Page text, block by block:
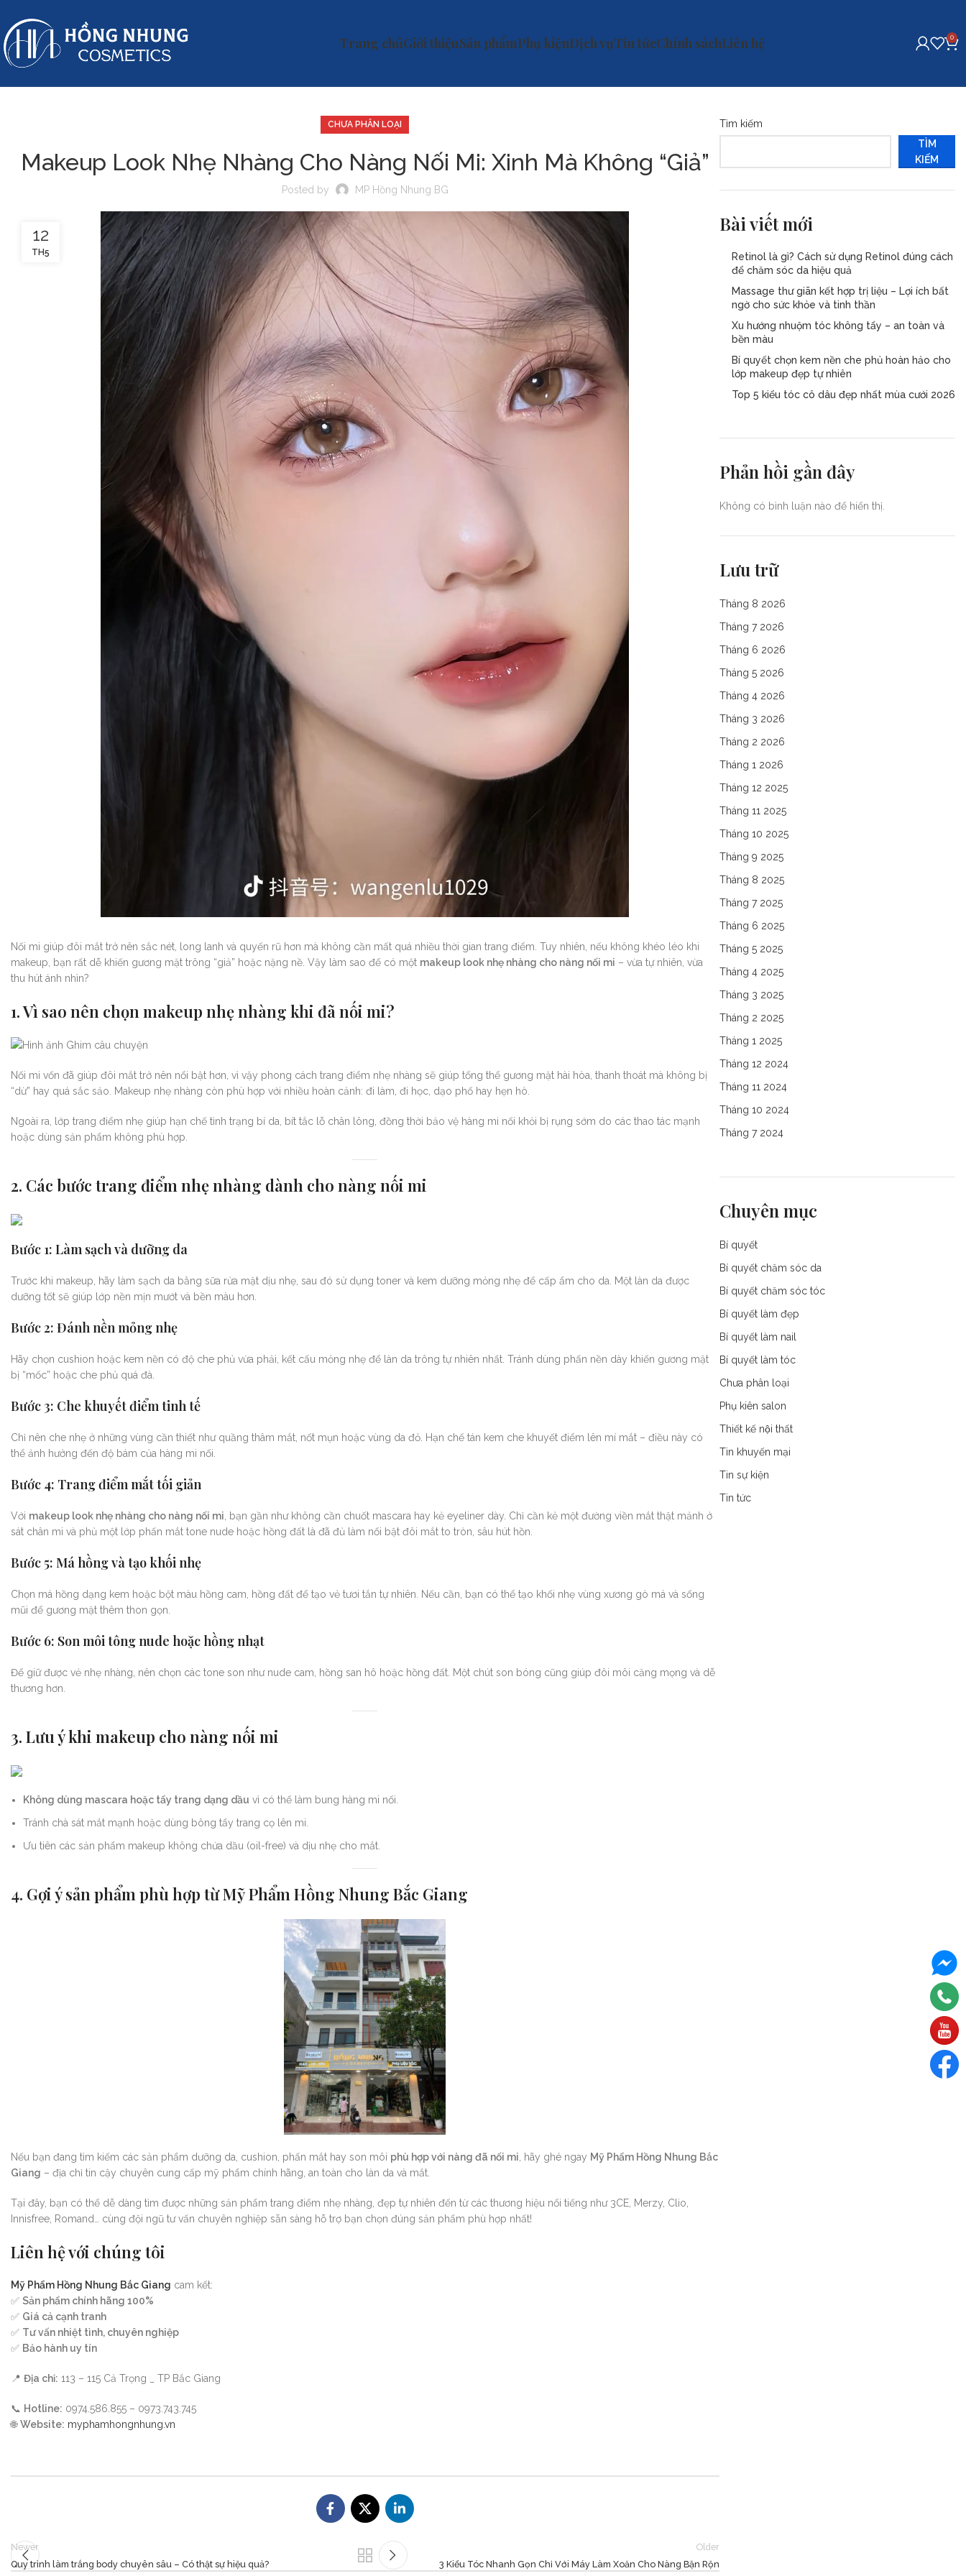
Trang chủGiới thiệuSản phẩmPhụ kiệnDịch vụTin tứcChính sáchLiên hệ 0
CHƯA PHÂN LOẠI
Makeup Look Nhẹ Nhàng Cho Nàng Nối Mi: Xinh Mà Không “Giả”
Posted by MP Hồng Nhung BG
12
TH5
Nối mi giúp đôi mắt trở nên sắc nét, long lanh và quyến rũ hơn mà không cần mất quá nhiều thời gian trang điểm. Tuy nhiên, nếu không khéo léo khi
makeup, bạn rất dễ khiến gương mặt trông “giả” hoặc nặng nề. Vậy làm sao để có một makeup look nhẹ nhàng cho nàng nối mi – vừa tự nhiên, vừa
thu hút ánh nhìn?
1. Vì sao nên chọn makeup nhẹ nhàng khi đã nối mi?
Nối mi vốn đã giúp đôi mắt trở nên nổi bật hơn, vì vậy phong cách trang điểm nhẹ nhàng sẽ giúp tổng thể gương mặt hài hòa, thanh thoát mà không bị
“dừ” hay quá sắc sảo. Makeup nhẹ nhàng còn phù hợp với nhiều hoàn cảnh: đi làm, đi học, dạo phố hay hẹn hò.
Ngoài ra, lớp trang điểm nhẹ giúp hạn chế tình trạng bí da, bít tắc lỗ chân lông, đồng thời bảo vệ hàng mi nối khỏi bị rụng sớm do các thao tác mạnh
hoặc dùng sản phẩm không phù hợp.
2. Các bước trang điểm nhẹ nhàng dành cho nàng nối mi
Bước 1: Làm sạch và dưỡng da
Trước khi makeup, hãy làm sạch da bằng sữa rửa mặt dịu nhẹ, sau đó sử dụng toner và kem dưỡng mỏng nhẹ để cấp ẩm cho da. Một làn da được
dưỡng tốt sẽ giúp lớp nền mịn mướt và bền màu hơn.
Bước 2: Đánh nền mỏng nhẹ
Hãy chọn cushion hoặc kem nền có độ che phủ vừa phải, kết cấu mỏng nhẹ để làn da trông tự nhiên nhất. Tránh dùng phấn nền dày khiến gương mặt
bị “mốc” hoặc che phủ quá đà.
Bước 3: Che khuyết điểm tinh tế
Chỉ nên che nhẹ ở những vùng cần thiết như quầng thâm mắt, nốt mụn hoặc vùng da đỏ. Hạn chế tán kem che khuyết điểm lên mí mắt – điều này có
thể ảnh hưởng đến độ bám của hàng mi nối.
Bước 4: Trang điểm mắt tối giản
Với makeup look nhẹ nhàng cho nàng nối mi, bạn gần như không cần chuốt mascara hay kẻ eyeliner dày. Chỉ cần kẻ một đường viền mắt thật mảnh ở
sát chân mi và phủ một lớp phấn mắt tone nude hoặc hồng đất là đã đủ làm nổi bật đôi mắt to tròn, sâu hút hồn.
Bước 5: Má hồng và tạo khối nhẹ
Chọn má hồng dạng kem hoặc bột màu hồng cam, hồng đất để tạo vẻ tươi tắn tự nhiên. Nếu cần, bạn có thể tạo khối nhẹ vùng xương gò má và sống
mũi để gương mặt thêm thon gọn.
Bước 6: Son môi tông nude hoặc hồng nhạt
Để giữ được vẻ nhẹ nhàng, nên chọn các tone son như nude cam, hồng san hô hoặc hồng đất. Một chút son bóng cũng giúp đôi môi căng mọng và dễ
thương hơn.
3. Lưu ý khi makeup cho nàng nối mi
Không dùng mascara hoặc tẩy trang dạng dầu vì có thể làm bung hàng mi nối.
Tránh chà sát mắt mạnh hoặc dùng bông tẩy trang cọ lên mi.
Ưu tiên các sản phẩm makeup không chứa dầu (oil-free) và dịu nhẹ cho mắt.
4. Gợi ý sản phẩm phù hợp từ Mỹ Phẩm Hồng Nhung Bắc Giang
Nếu bạn đang tìm kiếm các sản phẩm dưỡng da, cushion, phấn mắt hay son môi phù hợp với nàng đã nối mi, hãy ghé ngay Mỹ Phẩm Hồng Nhung Bắc
Giang – địa chỉ tin cậy chuyên cung cấp mỹ phẩm chính hãng, an toàn cho làn da và mắt.
Tại đây, bạn có thể dễ dàng tìm được những sản phẩm trang điểm nhẹ nhàng, đẹp tự nhiên đến từ các thương hiệu nổi tiếng như 3CE, Merzy, Clio,
Innisfree, Romand… cùng đội ngũ tư vấn chuyên nghiệp sẵn sàng hỗ trợ bạn chọn đúng sản phẩm phù hợp nhất!
Liên hệ với chúng tôi
Mỹ Phẩm Hồng Nhung Bắc Giang cam kết:
✅ Sản phẩm chính hãng 100%
✅ Giá cả cạnh tranh
✅ Tư vấn nhiệt tình, chuyên nghiệp
✅ Bảo hành uy tín
📍 Địa chỉ: 113 – 115 Cả Trọng _ TP Bắc Giang
📞 Hotline: 0974.586.855 – 0973.743.745
🌐Website: myphamhongnhung.vn
Newer
Quy trình làm trắng body chuyên sâu – Có thật sự hiệu quả?
Older
3 Kiểu Tóc Nhanh Gọn Chỉ Với Máy Làm Xoăn Cho Nàng Bận Rộn
Tìm kiếm
TÌM
KIẾM
Bài viết mới
Retinol là gì? Cách sử dụng Retinol đúng cách
để chăm sóc da hiệu quả
Massage thư giãn kết hợp trị liệu – Lợi ích bất
ngờ cho sức khỏe và tinh thần
Xu hướng nhuộm tóc không tẩy – an toàn và
bền màu
Bí quyết chọn kem nền che phủ hoàn hảo cho
lớp makeup đẹp tự nhiên
Top 5 kiểu tóc cô dâu đẹp nhất mùa cưới 2026
Phản hồi gần đây
Không có bình luận nào để hiển thị.
Lưu trữ
Tháng 8 2026
Tháng 7 2026
Tháng 6 2026
Tháng 5 2026
Tháng 4 2026
Tháng 3 2026
Tháng 2 2026
Tháng 1 2026
Tháng 12 2025
Tháng 11 2025
Tháng 10 2025
Tháng 9 2025
Tháng 8 2025
Tháng 7 2025
Tháng 6 2025
Tháng 5 2025
Tháng 4 2025
Tháng 3 2025
Tháng 2 2025
Tháng 1 2025
Tháng 12 2024
Tháng 11 2024
Tháng 10 2024
Tháng 7 2024
Chuyên mục
Bí quyết
Bí quyết chăm sóc da
Bí quyết chăm sóc tóc
Bí quyết làm đẹp
Bí quyết làm nail
Bí quyết làm tóc
Chưa phân loại
Phụ kiên salon
Thiết kế nội thất
Tin khuyến mại
Tin sự kiện
Tin tức